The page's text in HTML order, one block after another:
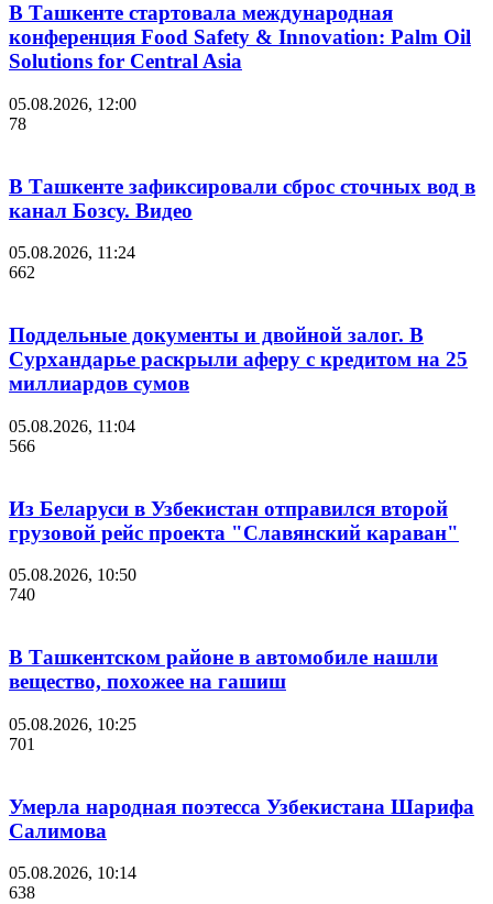
В Ташкенте стартовала международная
конференция Food Safety & Innovation: Palm Oil
Solutions for Central Asia
05.08.2026, 12:00
78
В Ташкенте зафиксировали сброс сточных вод в
канал Бозсу. Видео
05.08.2026, 11:24
662
Поддельные документы и двойной залог. В
Сурхандарье раскрыли аферу с кредитом на 25
миллиардов сумов
05.08.2026, 11:04
566
Из Беларуси в Узбекистан отправился второй
грузовой рейс проекта "Славянский караван"
05.08.2026, 10:50
740
В Ташкентском районе в автомобиле нашли
вещество, похожее на гашиш
05.08.2026, 10:25
701
Умерла народная поэтесса Узбекистана Шарифа
Салимова
05.08.2026, 10:14
638